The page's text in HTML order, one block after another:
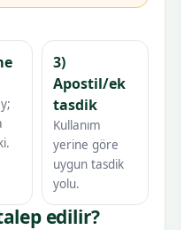
3)
Apostil/ek
tasdik
Kullanım
yerine göre
uygun tasdik
yolu.
edilir?